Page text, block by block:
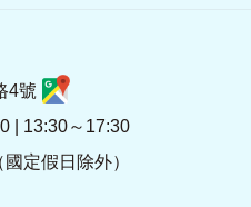
4號
| 13:30～17:30
定假日除外）